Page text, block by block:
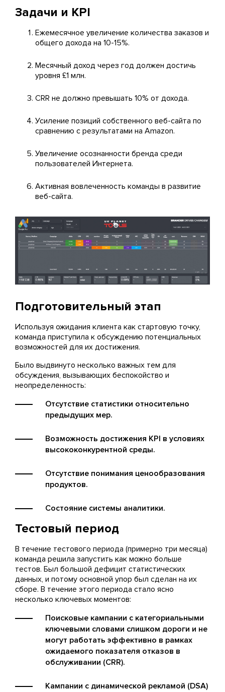
Задачи и KPI
Ежемесячное увеличение количества заказов и
общего дохода на 10-15%.
Месячный доход через год должен достичь
уровня £1 млн.
CRR не должно превышать 10% от дохода.
Усиление позиций собственного веб-сайта по
сравнению с результатами на Amazon.
Увеличение осознанности бренда среди
пользователей Интернета.
Активная вовлеченность команды в развитие
веб-сайта.
Подготовительный этап
Используя ожидания клиента как стартовую точку,
команда приступила к обсуждению потенциальных
возможностей для их достижения.
Было выдвинуто несколько важных тем для
обсуждения, вызывающих беспокойство и
неопределенность:
Отсутствие статистики относительно
предыдущих мер.
Возможность достижения KPI в условиях
высококонкурентной среды.
Отсутствие понимания ценообразования
продуктов.
Состояние системы аналитики.
Тестовый период
В течение тестового периода (примерно три месяца)
команда решила запустить как можно больше
тестов. Был большой дефицит статистических
данных, и потому основной упор был сделан на их
сборе. В течение этого периода стало ясно
несколько ключевых моментов:
Поисковые кампании с категориальными
ключевыми словами слишком дороги и не
могут работать эффективно в рамках
ожидаемого показателя отказов в
обслуживании (CRR).
Кампании с динамической рекламой (DSA)